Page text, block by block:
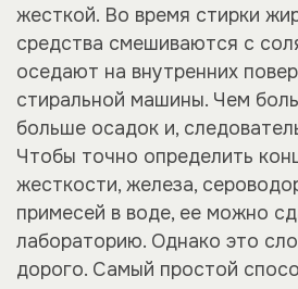
жесткой. Во время стирки
средства смешиваются с
оседают на внутренних
стиральной машины. Чем
больше осадок и,
Чтобы точно определить
жесткости, железа,
примесей в воде, ее можно
лабораторию. Однако это
дорого. Самый простой